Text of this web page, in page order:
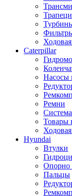
Caterpillar
Насосы
Ремни
Товары
Hyundai
Втулки
Опорно
Пальцы